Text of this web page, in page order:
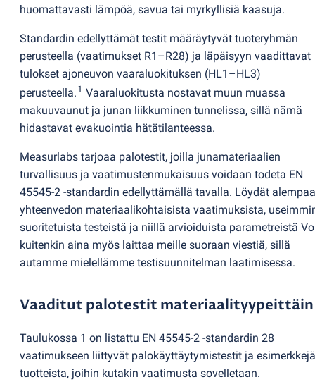
huomattavasti lämpöä, savua tai myrkyllisiä kaasuja.
Standardin edellyttämät testit määräytyvät tuoteryhmän
perusteella (vaatimukset R1–R28) ja läpäisyyn vaadittavat
tulokset ajoneuvon vaaraluokituksen (HL1–HL3)
perusteella. 1 Vaaraluokitusta nostavat muun muassa
makuuvaunut ja junan liikkuminen tunnelissa, sillä nämä
hidastavat evakuointia hätätilanteessa.
Measurlabs tarjoaa palotestit, joilla junamateriaalien
turvallisuus ja vaatimustenmukaisuus voidaan todeta EN
45545-2 -standardin edellyttämällä tavalla. Löydät alempaa
yhteenvedon materiaalikohtaisista vaatimuksista,
suoritetuista testeistä ja niillä arvioiduista parametreistä
kuitenkin aina myös laittaa meille suoraan viestiä, sillä
autamme mielellämme testisuunnitelman laatimisessa.
Vaaditut palotestit materiaalityypeittäin
Taulukossa 1 on listattu EN 45545-2 -standardin 28
vaatimukseen liittyvät palokäyttäytymistestit ja esimerkkejä
tuotteista, joihin kutakin vaatimusta sovelletaan.